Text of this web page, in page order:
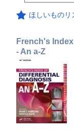
ほしいものリ
French's
- An a-Z